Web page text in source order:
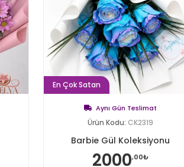
En Çok Satan
Aynı Gün Teslimat
Ürün Kodu: CK2319
Barbie Gül Koleksiyonu
2000,00₺